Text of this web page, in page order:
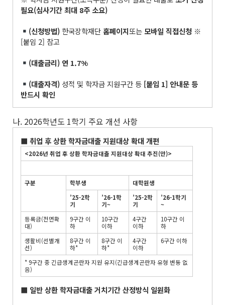
필요(심사기간 최대 8주 소요)
(신청방법)한국장학재단 홈페이지또는 모바일 직접신청 ※
[붙임 2] 참고
(대출금리) 연 1.7%
(대출자격) 성적 및 학자금 지원구간 등 [붙임 1] 안내문 등
반드시 확인
나. 2026학년도 1학기 주요 개선 사항
■ 취업 후 상환 학자금대출 지원대상 확대 개편
<2026년 취업 후 상환 학자금대출 지원대상 확대 추진(안)>
구분 학부생
대학원생
’25-2학
기
’26-1학
기~
’25-2학
기
’26-1학기
~
등록금(전면확
대)
9구간 이
하
10구간
이하
4구간
이하
10구간 이
하
생활비(선별개
선)
8구간 이
하*
8구간 이
하*
4구간
이하
6구간 이하
* 9구간 중 긴급생계곤란자 지원 유지(긴급생계곤란자 유형 변동 없
음)
■ 일반 상환 학자금대출 거치기간 산정방식 일원화